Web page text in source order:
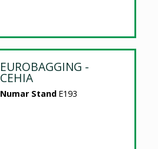
EUROBAGGING -
CEHIA
Numar Stand E193